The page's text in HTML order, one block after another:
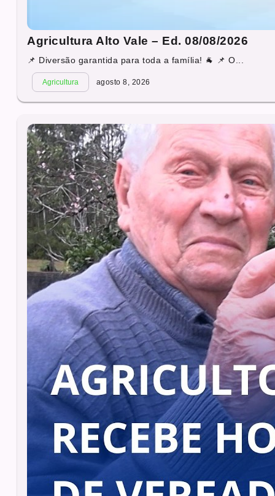
Agricultura Alto Vale – Ed. 08/08/2026
📌 Diversão garantida para toda a família! 🐐 📌 O...
Agricultura agosto 8, 2026